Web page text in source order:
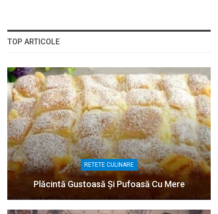
TOP ARTICOLE
RETETE CULINARE
Plăcintă Gustoasă Și Pufoasă Cu Mere